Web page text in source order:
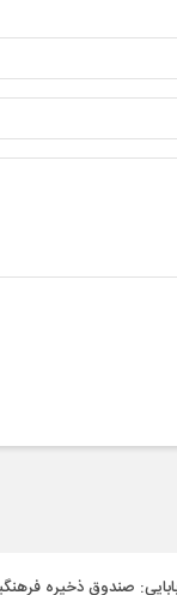
صندوق ذخیره